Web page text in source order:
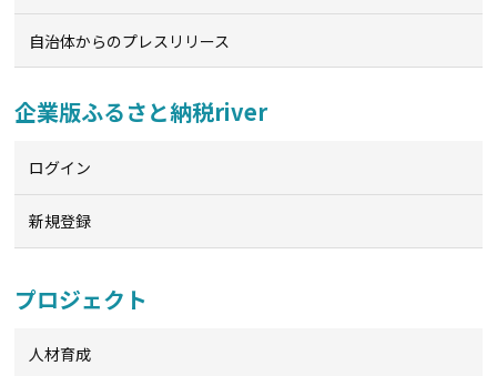
自治体からのプレスリリース
企業版ふるさと納税river
ログイン
新規登録
プロジェクト
人材育成